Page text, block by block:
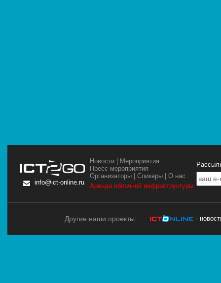
info@ict-online.ru
Новости | Мероприятия
Пресс-мероприятия
Организаторы |Спикеры |О нас
Аренда облачной инфраструктуры
Другие наши проекты: -